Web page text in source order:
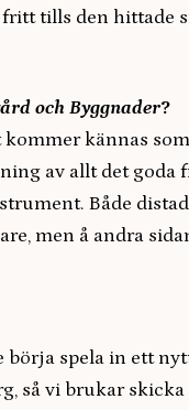
tills den hittade
och Byggnader?
kommer kännas
av allt det goda
Både
men å andra
spela in ett
så vi brukar